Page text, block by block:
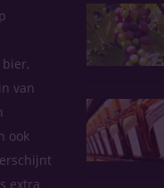
van
ook
extra